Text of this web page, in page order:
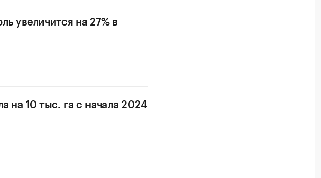
увеличится на 27% в
на 10 тыс. га с начала 2024